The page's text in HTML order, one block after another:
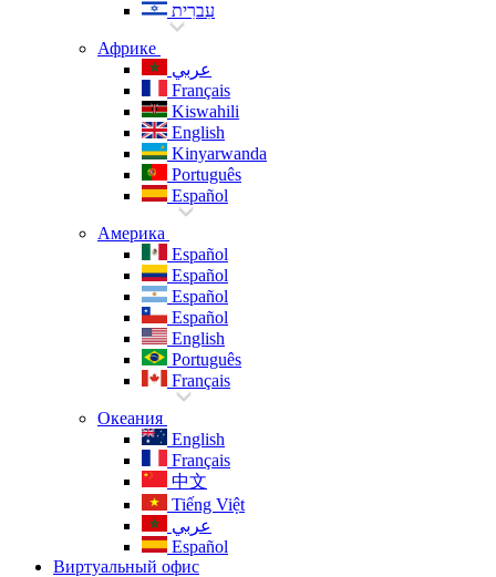
עִברִית
Африке
عربي
Français
Kiswahili
English
Kinyarwanda
Português
Español
Америка
Español
Español
Español
Español
English
Português
Français
Океания
English
Français
中文
Tiếng Việt
عربي
Español
Виртуальный офис